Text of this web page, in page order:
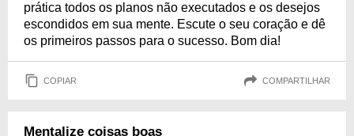
prática todos os planos não executados e os desejos
escondidos em sua mente. Escute o seu coração e dê
os primeiros passos para o sucesso. Bom dia!
COPIAR COMPARTILHAR
Mentalize coisas boas